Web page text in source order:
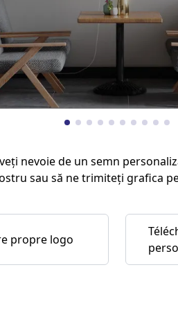
nevoie de un semn
sau să ne trimiteți grafica
propre logo